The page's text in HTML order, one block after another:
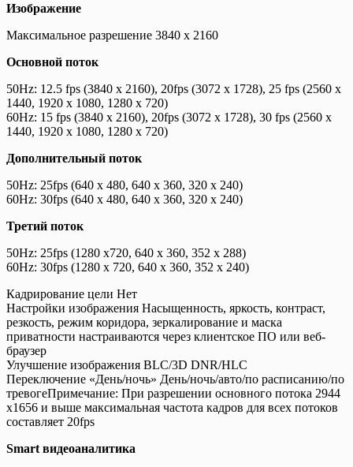
Изображение
Максимальное разрешение 3840 x 2160
Основной поток
50Hz: 12.5 fps (3840 x 2160), 20fps (3072 x 1728), 25 fps (2560 x
1440, 1920 x 1080, 1280 x 720)
60Hz: 15 fps (3840 x 2160), 20fps (3072 x 1728), 30 fps (2560 x
1440, 1920 x 1080, 1280 x 720)
Дополнительный поток
50Hz: 25fps (640 x 480, 640 x 360, 320 x 240)
60Hz: 30fps (640 x 480, 640 x 360, 320 x 240)
Третий поток
50Hz: 25fps (1280 x720, 640 x 360, 352 x 288)
60Hz: 30fps (1280 x 720, 640 x 360, 352 x 240)
Кадрирование цели Нет
Настройки изображения Насыщенность, яркость, контраст,
резкость, режим коридора, зеркалирование и маска
приватности настраиваются через клиентское ПО или веб-
браузер
Улучшение изображения BLC/3D DNR/HLC
Переключение «День/ночь» День/ночь/авто/по расписанию/по
тревогеПримечание: При разрешении основного потока 2944
x1656 и выше максимальная частота кадров для всех потоков
составляет 20fps
Smart видеоаналитика